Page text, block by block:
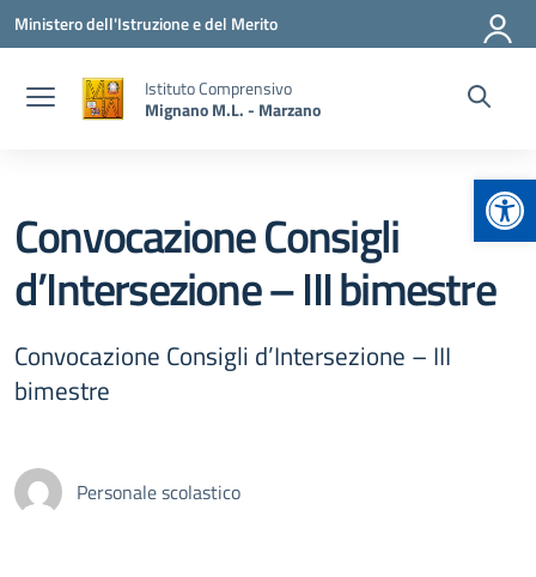
Vai ai contenuti
Vai al menu di navigazione
Vai al footer
Ministero dell'Istruzione e del Merito
Istituto Comprensivo
Mignano M.L. - Marzano
Convocazione Consigli
d’Intersezione – III bimestre
Convocazione Consigli d’Intersezione – III
bimestre
Personale scolastico